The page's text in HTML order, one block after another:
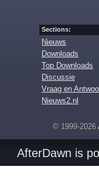
Sections:
Nieuws
Downloads
Top Downloads
Discussie
Vraag en
Nieuws2.nl
© 1999-2026
AfterDawn is